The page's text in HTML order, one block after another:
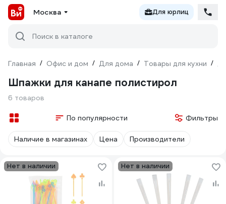
Москва Для юрлиц
Поиск в каталоге
Главная / Офис и дом / Для дома / Товары для кухни /
Шпажки для канапе полистирол
6 товаров
По популярности Фильтры
Наличие в магазинах Цена Производители
Нет в наличии Нет в наличии